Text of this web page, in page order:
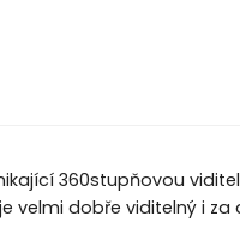
360stupňovou
velmi dobře viditelný i